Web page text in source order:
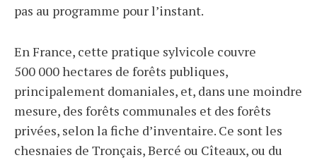
pas au programme pour l’instant.
En France, cette pratique sylvicole couvre
500 000 hectares de forêts publiques,
principalement domaniales, et, dans une moindre
mesure, des forêts communales et des forêts
privées, selon la fiche d’inventaire. Ce sont les
chesnaies de Tronçais, Bercé ou Cîteaux, ou du